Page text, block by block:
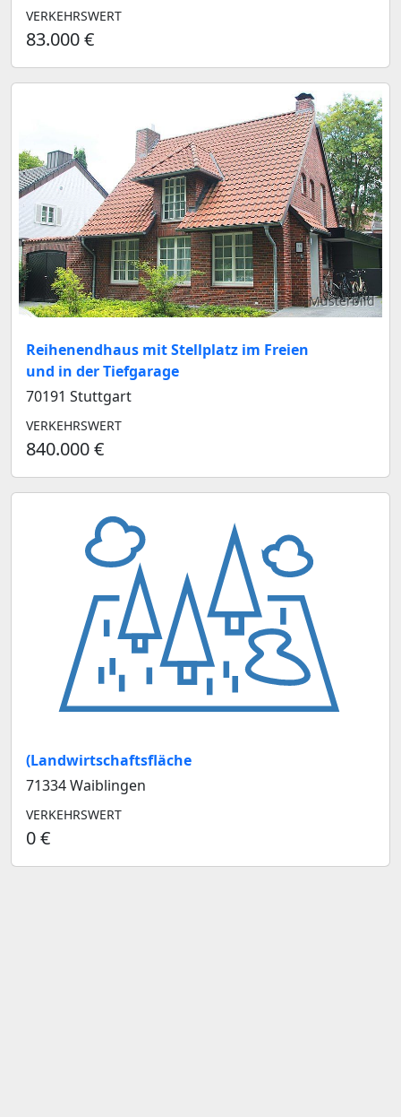
VERKEHRSWERT
83.000 €
Musterbild
Reihenendhaus mit Stellplatz im Freien
und in der Tiefgarage
70191 Stuttgart
VERKEHRSWERT
840.000 €
(Landwirtschaftsfläche
71334 Waiblingen
VERKEHRSWERT
0 €